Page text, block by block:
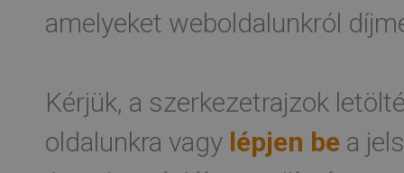
amelyeket weboldalunkról
Kérjük, a szerkezetrajzok
oldalunkra vagy lépjen be a